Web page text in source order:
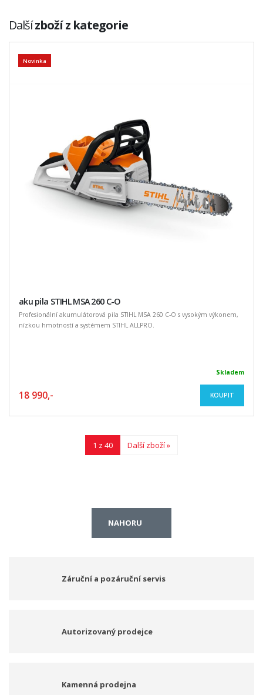
Dalšízboží z kategorie
Novinka
aku pila STIHL MSA 260 C-O
Profesionální akumulátorová pila STIHL MSA 260 C-O s vysokým výkonem,
nízkou hmotností a systémem STIHL ALLPRO.
Skladem
18 990,- KOUPIT
1 z 40 Další zboží »
NAHORU
Záruční a pozáruční servis
Autorizovaný prodejce
Kamenná prodejna